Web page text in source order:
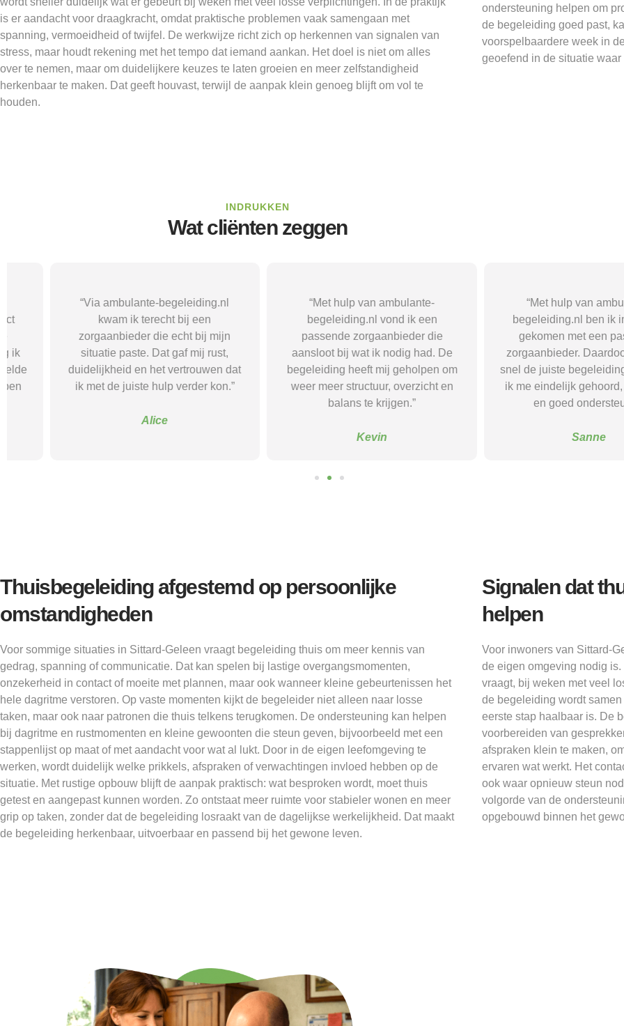
is er aandacht voor draagkracht, omdat praktische problemen vaak samengaan met
spanning, vermoeidheid of twijfel. De werkwijze richt zich op herkennen van signalen van
stress, maar houdt rekening met het tempo dat iemand aankan. Het doel is niet om alles
over te nemen, maar om duidelijkere keuzes te laten groeien en meer zelfstandigheid
herkenbaar te maken. Dat geeft houvast, terwijl de aanpak klein genoeg blijft om vol te
houden.
ondersteuning helpen om
de begeleiding goed past,
voorspelbaardere week in
geoefend in de situatie waar
INDRUKKEN
Wat cliënten zeggen
“Via ambulante-begeleiding.nl
kwam ik terecht bij een
zorgaanbieder die echt bij mijn
situatie paste. Dat gaf mij rust,
duidelijkheid en het vertrouwen dat
ik met de juiste hulp verder kon.”
“Met hulp van ambulante-
begeleiding.nl vond ik een
passende zorgaanbieder die
aansloot bij wat ik nodig had. De
begeleiding heeft mij geholpen om
weer meer structuur, overzicht en
balans te krijgen.”
“Met hulp van ambulante-
begeleiding.nl ben ik in contact
gekomen met een passende
zorgaanbieder. Daardoor kreeg
snel de juiste begeleiding en
ik me eindelijk gehoord,
en goed ondersteund.”
Thuisbegeleiding afgestemd op persoonlijke
omstandigheden
Voor sommige situaties in Sittard-Geleen vraagt begeleiding thuis om meer kennis van
gedrag, spanning of communicatie. Dat kan spelen bij lastige overgangsmomenten,
onzekerheid in contact of moeite met plannen, maar ook wanneer kleine gebeurtenissen het
hele dagritme verstoren. Op vaste momenten kijkt de begeleider niet alleen naar losse
taken, maar ook naar patronen die thuis telkens terugkomen. De ondersteuning kan helpen
bij dagritme en rustmomenten en kleine gewoonten die steun geven, bijvoorbeeld met een
stappenlijst op maat of met aandacht voor wat al lukt. Door in de eigen leefomgeving te
werken, wordt duidelijk welke prikkels, afspraken of verwachtingen invloed hebben op de
situatie. Met rustige opbouw blijft de aanpak praktisch: wat besproken wordt, moet thuis
getest en aangepast kunnen worden. Zo ontstaat meer ruimte voor stabieler wonen en meer
grip op taken, zonder dat de begeleiding losraakt van de dagelijkse werkelijkheid. Dat maakt
de begeleiding herkenbaar, uitvoerbaar en passend bij het gewone leven.
Signalen dat
helpen
Voor inwoners van Sittard-
de eigen omgeving nodig
vraagt, bij weken met veel
de begeleiding wordt
eerste stap haalbaar is. De
voorbereiden van
afspraken klein te maken,
ervaren wat werkt. Het
ook waar opnieuw steun
volgorde van de
opgebouwd binnen het